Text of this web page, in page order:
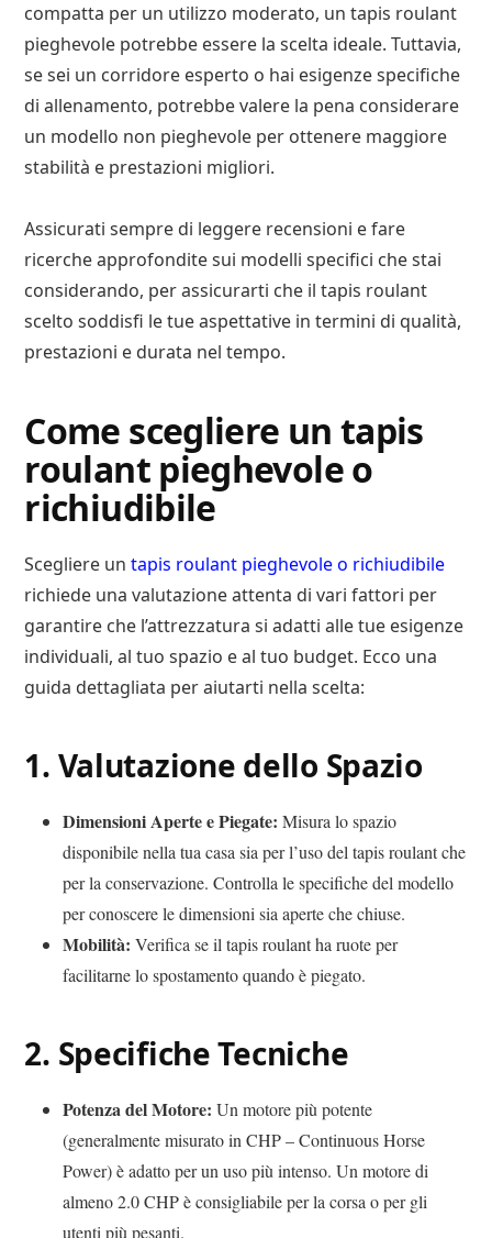
compatta per un utilizzo moderato, un tapis roulant
pieghevole potrebbe essere la scelta ideale. Tuttavia,
se sei un corridore esperto o hai esigenze specifiche
di allenamento, potrebbe valere la pena considerare
un modello non pieghevole per ottenere maggiore
stabilità e prestazioni migliori.
Assicurati sempre di leggere recensioni e fare
ricerche approfondite sui modelli specifici che stai
considerando, per assicurarti che il tapis roulant
scelto soddisfi le tue aspettative in termini di qualità,
prestazioni e durata nel tempo.
Come scegliere un tapis
roulant pieghevole o
richiudibile
Scegliere untapis roulant pieghevole o richiudibile
richiede una valutazione attenta di vari fattori per
garantire che l’attrezzatura si adatti alle tue esigenze
individuali, al tuo spazio e al tuo budget. Ecco una
guida dettagliata per aiutarti nella scelta:
1. Valutazione dello Spazio
Dimensioni Aperte e Piegate: Misura lo spazio
disponibile nella tua casa sia per l’uso del tapis roulant che
per la conservazione. Controlla le specifiche del modello
per conoscere le dimensioni sia aperte che chiuse.
Mobilità: Verifica se il tapis roulant ha ruote per
facilitarne lo spostamento quando è piegato.
2. Specifiche Tecniche
Potenza del Motore: Un motore più potente
(generalmente misurato in CHP – Continuous Horse
Power) è adatto per un uso più intenso. Un motore di
almeno 2.0 CHP è consigliabile per la corsa o per gli
utenti più pesanti.